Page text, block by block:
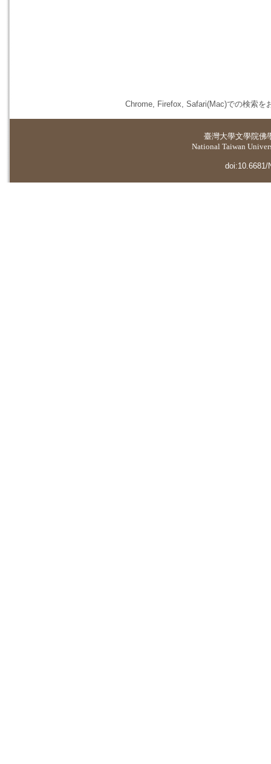
Chrome, Firefox, Safari(Mac)での検索を
臺灣大學文學院佛
National Taiwan
doi:10.6681/